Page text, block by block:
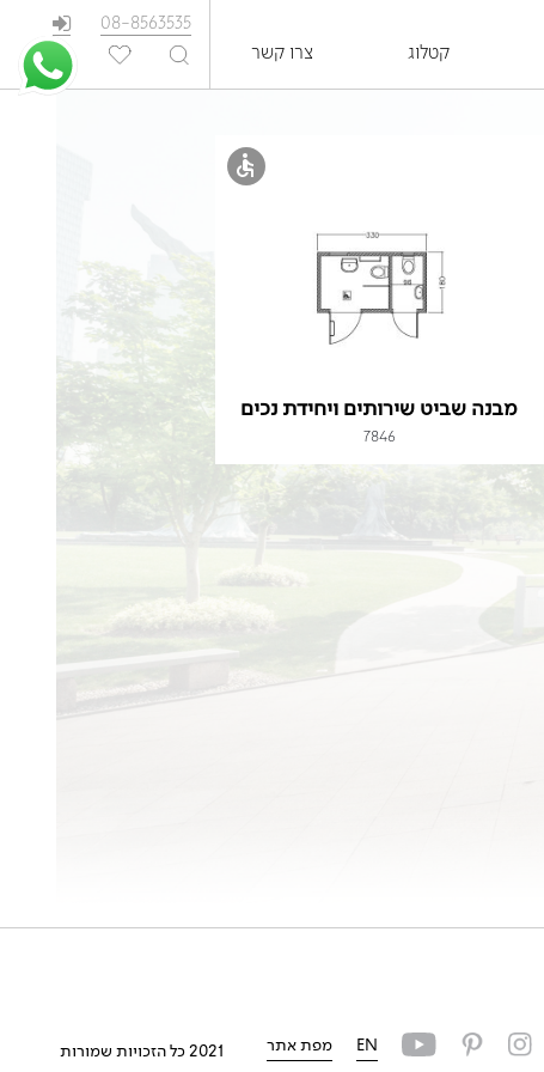
קטלוג צרו קשר
08-8563535
EN
מבנה שביט שירותים ויחידת נכים
7846
EN מפת אתר 2021 כל הזכויות שמורות